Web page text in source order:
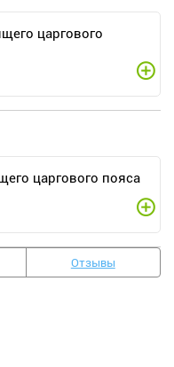
царгового
царгового пояса
Отзывы